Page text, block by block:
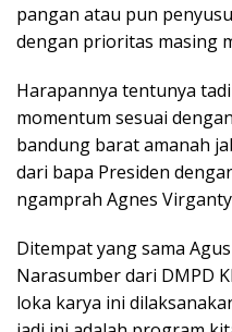
pangan atau pun
dengan prioritas masing
Harapannya tentunya
momentum sesuai
bandung barat amanah
dari bapa Presiden
ngamprah Agnes Virganty
Ditempat yang sama
Narasumber dari DMPD
loka karya ini